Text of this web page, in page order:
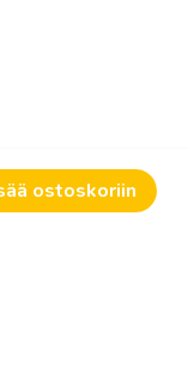
ostoskoriin